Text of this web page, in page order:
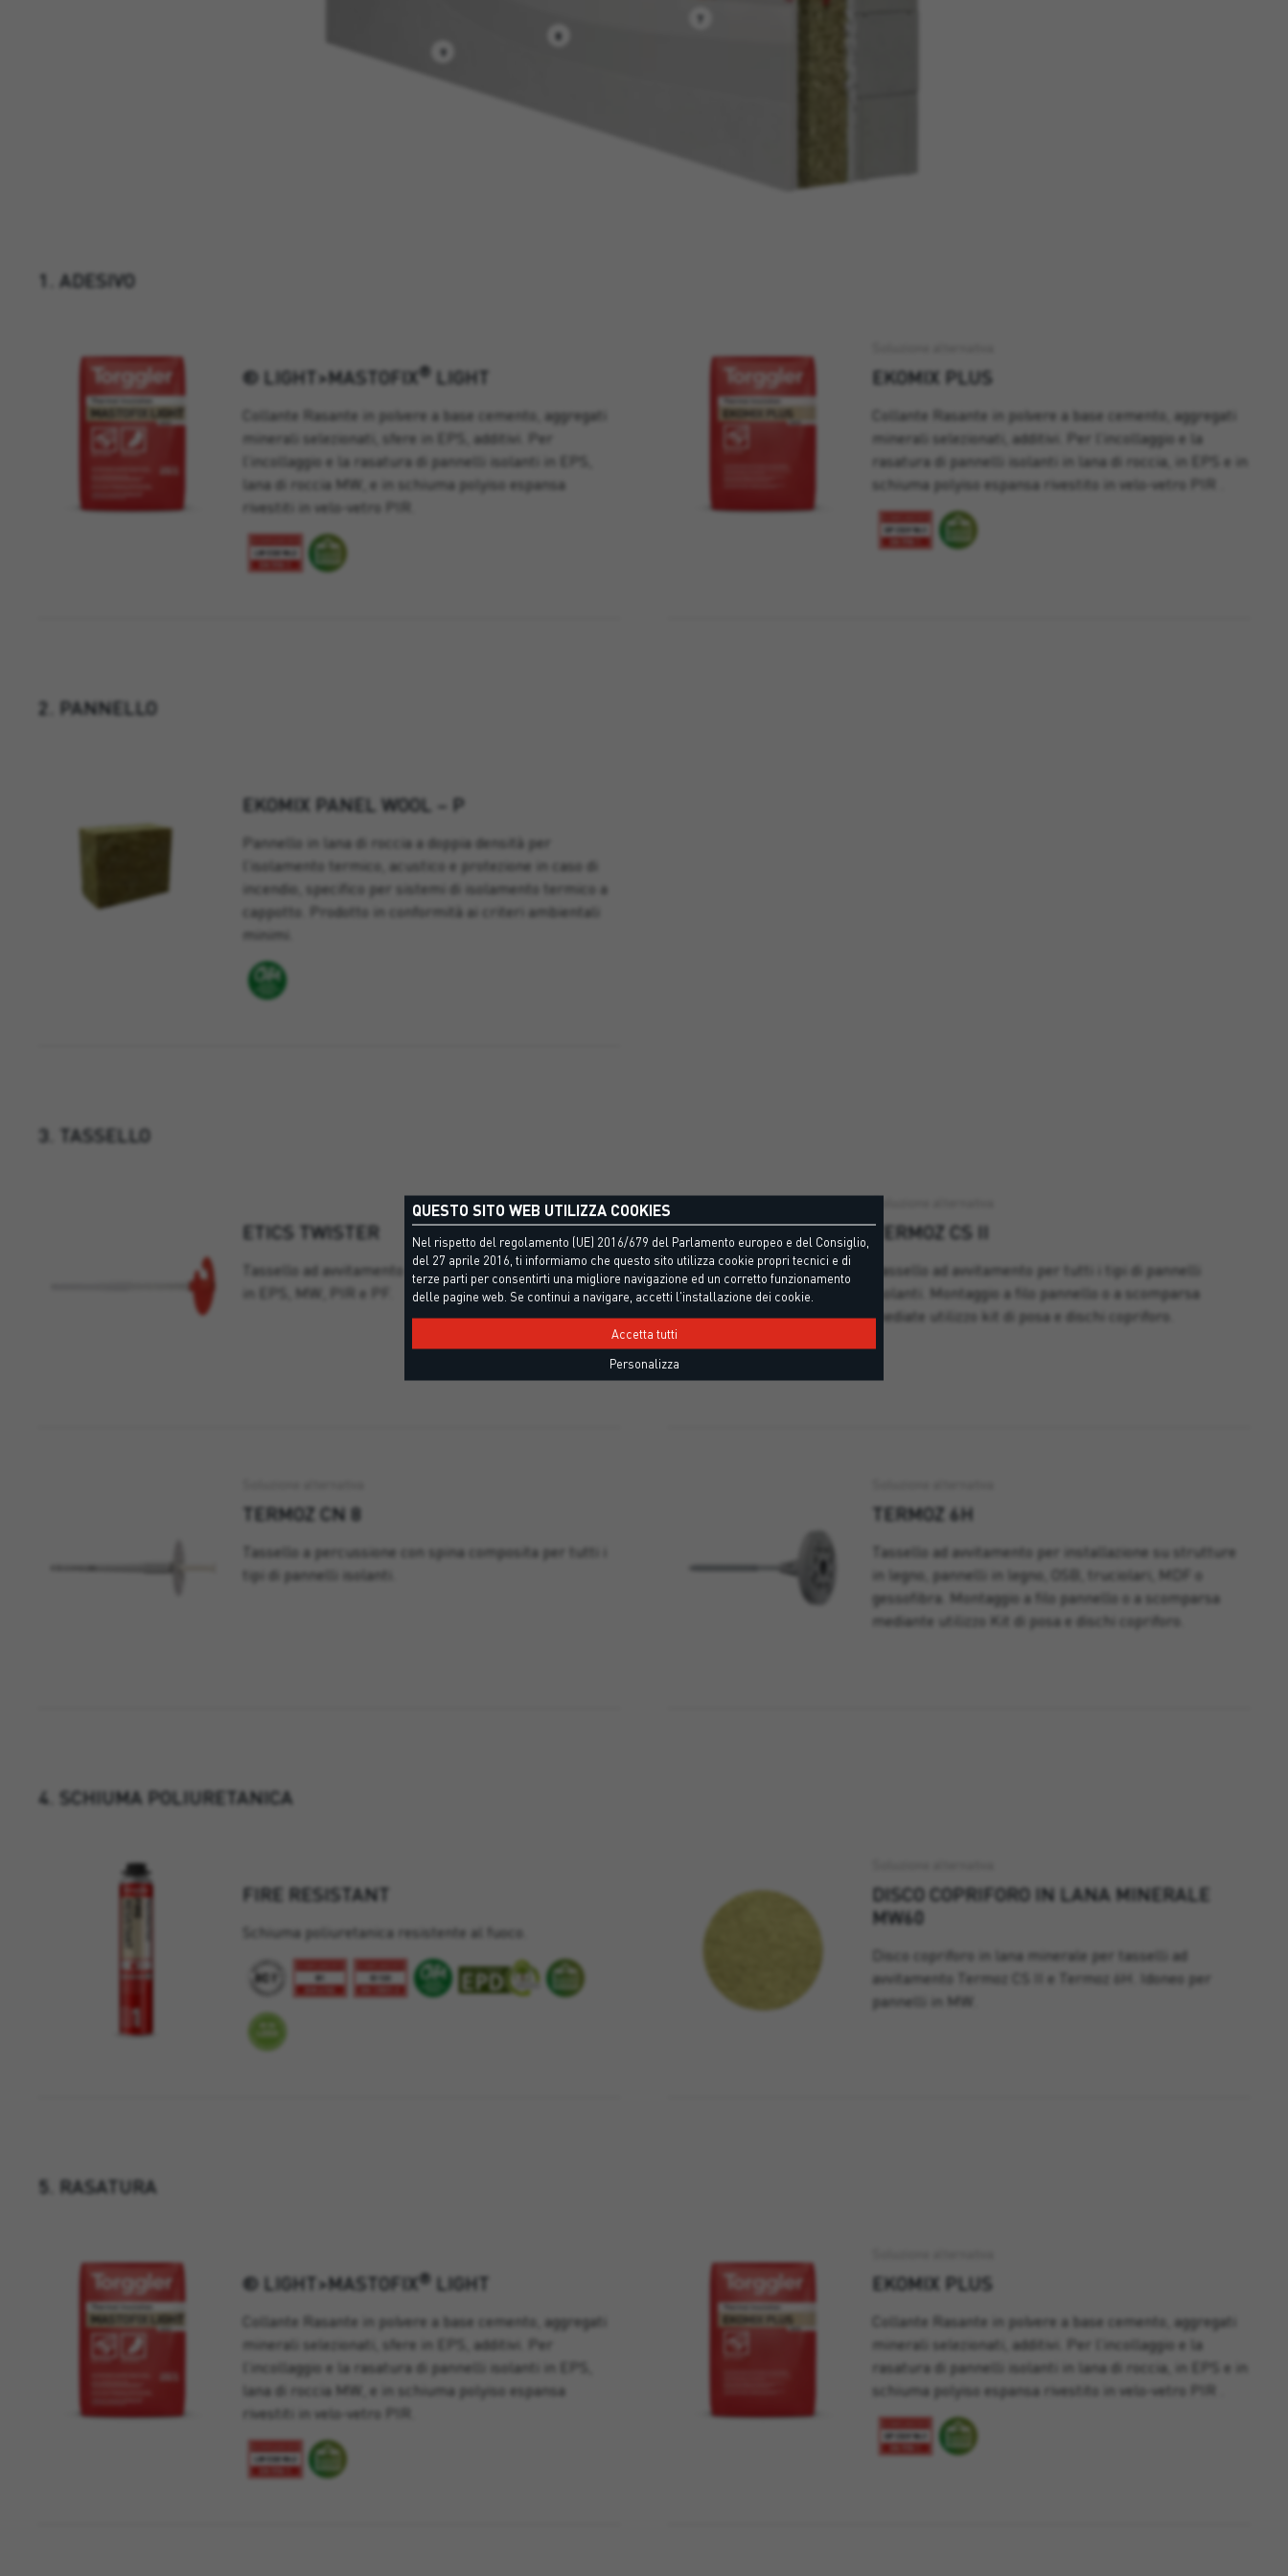
8
9
1. ADESIVO
® LIGHT>MASTOFIX® LIGHT
Collante Rasante in polvere a base cemento, aggregati
minerali selezionati, sfere in EPS, additivi. Per
l’incollaggio e la rasatura di pannelli isolanti in EPS,
lana di roccia MW, e in schiuma polyiso espansa
rivestiti in velo-vetro PIR.
EKOMIX PLUS
Collante Rasante in polvere a base cemento, aggregati
minerali selezionati, additivi. Per l’incollaggio e la
rasatura di pannelli isolanti in lana di roccia, in EPS e in
schiuma polyiso espansa rivestito in velo-vetro PIR .
2. PANNELLO
EKOMIX PANEL WOOL – P
Pannello in lana di roccia a doppia densità per
l’isolamento termico, acustico e protezione in caso di
incendio, specifico per sistemi di isolamento termico a
cappotto. Prodotto in conformità ai criteri ambientali
minimi.
3. TASSELLO
ETICS TWISTER
Tassello ad avvitamento universale per pannelli isolanti
in EPS, MW, PIR e PF.
TERMOZ CS II
Tassello ad avvitamento per tutti i tipi di pannelli
isolanti. Montaggio a filo pannello o a scomparsa
mediate utilizzo kit di posa e dischi copriforo.
TERMOZ CN 8
Tassello a percussione con spina composita per tutti i
tipi di pannelli isolanti.
TERMOZ 6H
Tassello ad avvitamento per installazione su strutture
in legno, pannelli in legno, OSB, truciolari, MDF o
gessofibra. Montaggio a filo pannello o a scomparsa
mediante utilizzo Kit di posa e dischi copriforo.
4. SCHIUMA POLIURETANICA
FIRE RESISTANT
Schiuma poliuretanica resistente al fuoco.
DISCO COPRIFORO IN LANA MINERALE
MW60
Disco copriforo in lana minerale per tasselli ad
avvitamento Termoz CS II e Termoz 6H. Idoneo per
pannelli in MW.
5. RASATURA
® LIGHT>MASTOFIX® LIGHT
Collante Rasante in polvere a base cemento, aggregati
minerali selezionati, sfere in EPS, additivi. Per
l’incollaggio e la rasatura di pannelli isolanti in EPS,
lana di roccia MW, e in schiuma polyiso espansa
rivestiti in velo-vetro PIR.
EKOMIX PLUS
Collante Rasante in polvere a base cemento, aggregati
minerali selezionati, additivi. Per l’incollaggio e la
rasatura di pannelli isolanti in lana di roccia, in EPS e in
schiuma polyiso espansa rivestito in velo-vetro PIR .
QUESTO SITO WEB UTILIZZA COOKIES
Nel rispetto del regolamento (UE) 2016/679 del Parlamento europeo e del Consiglio,
del 27 aprile 2016, ti informiamo che questo sito utilizza cookie propri tecnici e di
terze parti per consentirti una migliore navigazione ed un corretto funzionamento
delle pagine web. Se continui a navigare, accetti l'installazione dei cookie.
Accetta tutti
Personalizza